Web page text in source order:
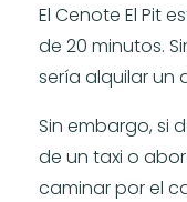
El Cenote El Pit
de 20 minutos.
sería alquilar un
Sin embargo, si
de un taxi o
caminar por el